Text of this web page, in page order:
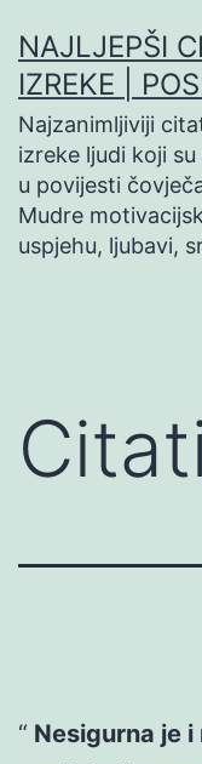
na
sadržaj
NAJLJEPŠI
IZREKE |
Najzanimljiviji
izreke ljudi koji
u povijesti
Mudre
uspjehu, ljubavi,
Nesigurna je